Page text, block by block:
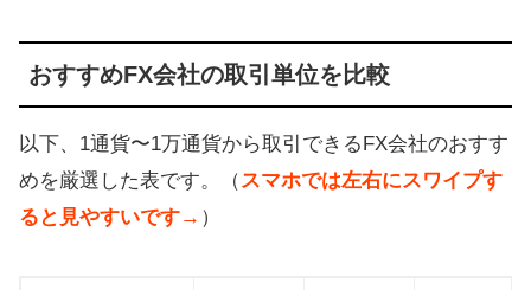
おすすめFX会社の取引単位を比較
以下、1通貨〜1万通貨から取引できるFX会社のおすす
めを厳選した表です。（ スマホでは左右にスワイプす
ると見やすいです→ ）